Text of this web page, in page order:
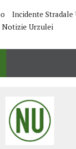
Incidente Stradale
Notizie Urzulei